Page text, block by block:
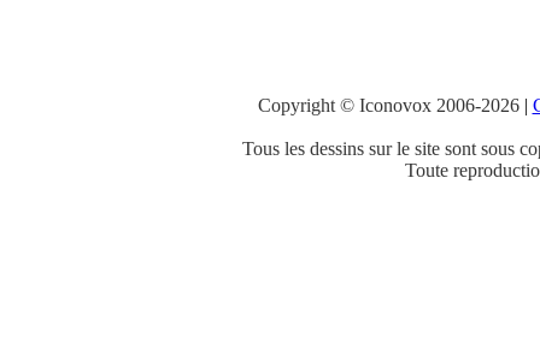
Copyright © Iconovox 2006-2026|
Tous les dessins sur le site sont sous
Toute